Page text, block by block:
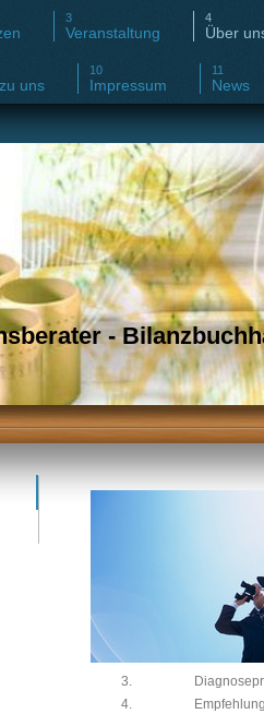
Veranstaltung Über
uns Impressum News
-
3.
4.